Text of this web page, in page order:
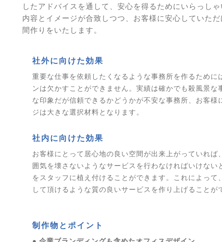
したアドバイスを通して、安心を得るためにいらっし
内容とイメージが合致しつつ、お客様に安心していた
間作りをいたします。
社外に向けた効果
重要な仕事を依頼したくなるような事務所を作るために
ンは欠かすことができません。実績は確かでも殺風景な
な印象だが信頼できるかどうかが不安な事務所、お客様
ジは大きな選択材料となります。
社内に向けた効果
お客様にとって居心地の良い空間が出来上がっていれば
囲気を壊さないようなサービスを行わなければいけない
をスタッフに植え付けることができます。これによって
して頂けるような質の良いサービスを作り上げることが
制作物とポイント